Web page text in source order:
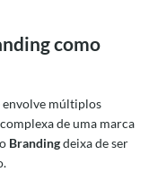
como
envolve múltiplos
de uma marca
Brandingdeixa de ser